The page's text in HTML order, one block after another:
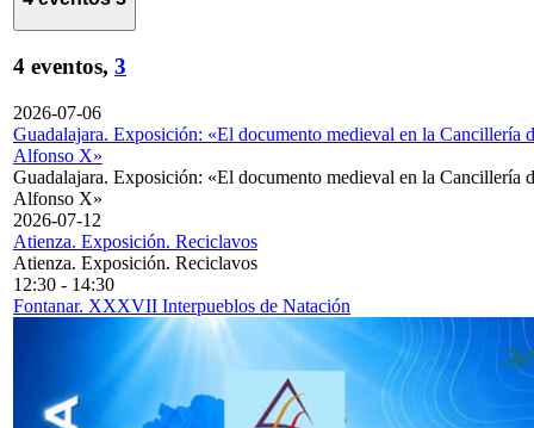
4 eventos, 3
2026-07-06
Guadalajara. Exposición: «El documento medieval en la Cancillería
Alfonso X»
Guadalajara. Exposición: «El documento medieval en la Cancillería
Alfonso X»
2026-07-12
Atienza. Exposición. Reciclavos
Atienza. Exposición. Reciclavos
12:30 - 14:30
Fontanar. XXXVII Interpueblos de Natación